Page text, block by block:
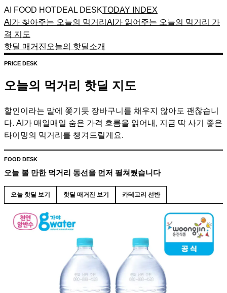
AI FOOD HOTDEAL DESKTODAY INDEX
AI가 찾아주는 오늘의 먹거리 AI가 읽어주는 오늘의 먹거리 가
격 지도
핫딜 매거진 오늘의 핫딜소개
PRICE DESK
오늘의 먹거리 핫딜 지도
할인이라는 말에 쫓기듯 장바구니를 채우지 않아도 괜찮습니
다. AI가 매일매일 숨은 가격 흐름을 읽어내, 지금 딱 사기 좋은
타이밍의 먹거리를 챙겨드릴게요.
FOOD DESK
오늘 볼 만한 먹거리 동선을 먼저 펼쳐뒀습니다
오늘 핫딜 보기 핫딜 매거진 보기 카테고리 선반